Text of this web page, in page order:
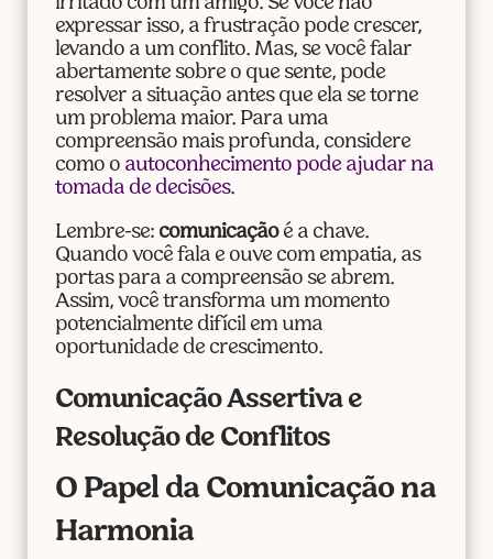
expressar isso, a frustração pode crescer,
levando a um conflito. Mas, se você falar
abertamente sobre o que sente, pode
resolver a situação antes que ela se torne
um problema maior. Para uma
compreensão mais profunda, considere
como o autoconhecimento pode ajudar na
tomada de decisões.
Lembre-se: comunicaçãoé a chave.
Quando você fala e ouve com empatia, as
portas para a compreensão se abrem.
Assim, você transforma um momento
potencialmente difícil em uma
oportunidade de crescimento.
Comunicação Assertiva e
Resolução de Conflitos
O Papel da Comunicação na
Harmonia